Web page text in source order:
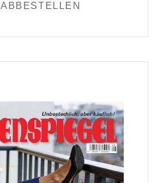
ABBESTELLEN